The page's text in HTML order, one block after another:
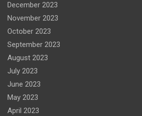
December 2023
November 2023
October 2023
September 2023
August 2023
July 2023
June 2023
May 2023
April 2023